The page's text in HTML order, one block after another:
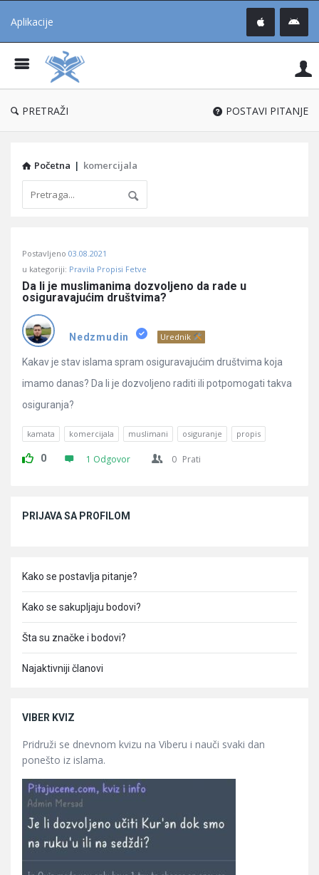
Aplikacije
®
PRETRAŽI POSTAVI PITANJE
Početna | komercijala
Učene
Latest
Pitanja
Postavljeno 03.08.2021
u kategoriji: Pravila Propisi Fetve
Da li je muslimanima dozvoljeno da rade u
osiguravajućim društvima?
Nedzmudin Urednik
Kakav je stav islama spram osiguravajućim društvima koja
imamo danas? Da li je dozvoljeno raditi ili potpomogati takva
osiguranja?
kamata komercijala muslimani osiguranje propis
0 1 Odgovor 0 Prati
PRIJAVA SA PROFILOM
Kako se postavlja pitanje?
Kako se sakupljaju bodovi?
Šta su značke i bodovi?
Najaktivniji članovi
VIBER KVIZ
Pridruži se dnevnom kvizu na Viberu i nauči svaki dan
ponešto iz islama.